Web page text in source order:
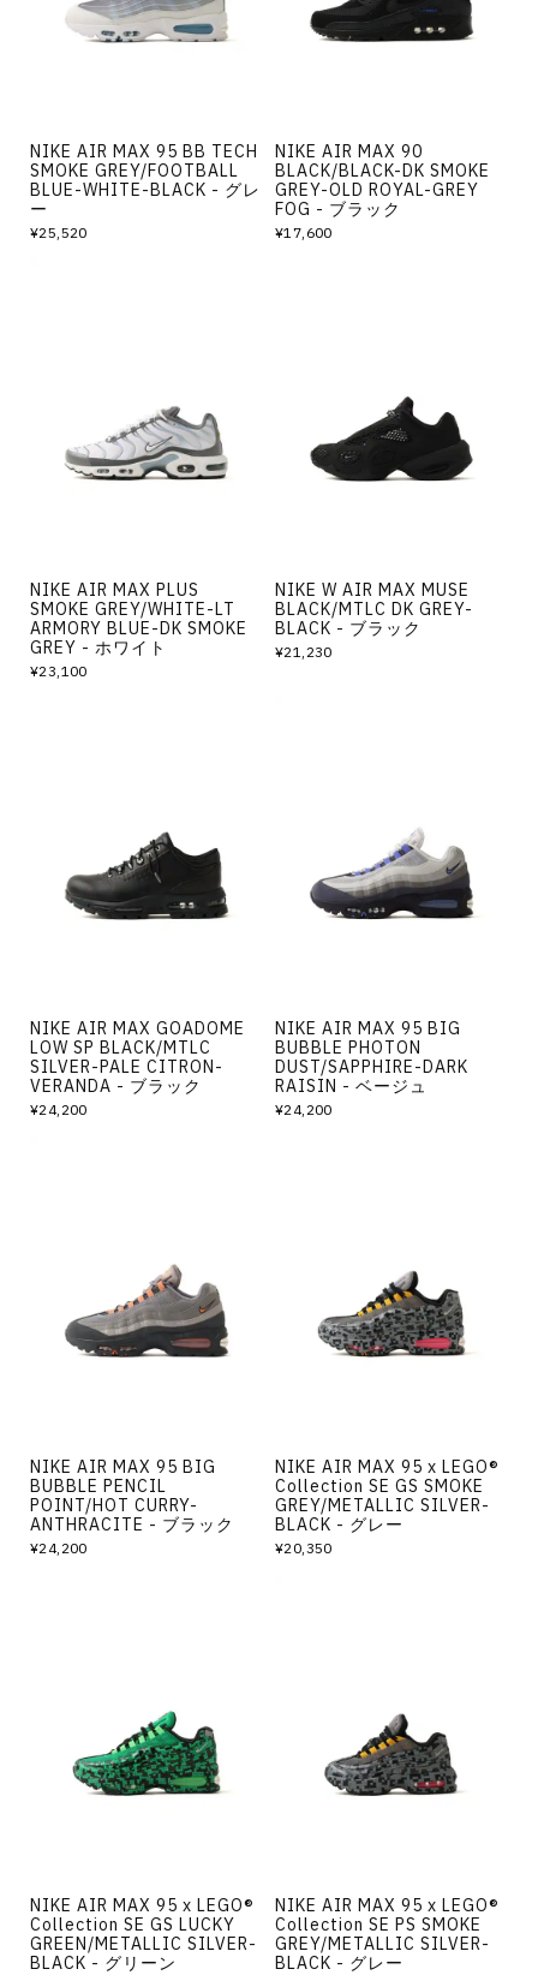
NIKE AIR MAX 95 BB TECH
SMOKE GREY/FOOTBALL
BLUE-WHITE-BLACK - グレ
ー
¥25,520
NIKE AIR MAX 90
BLACK/BLACK-DK SMOKE
GREY-OLD ROYAL-GREY
FOG - ブラック
¥17,600
NIKE AIR MAX PLUS
SMOKE GREY/WHITE-LT
ARMORY BLUE-DK SMOKE
GREY - ホワイト
¥23,100
NIKE W AIR MAX MUSE
BLACK/MTLC DK GREY-
BLACK - ブラック
¥21,230
NIKE AIR MAX GOADOME
LOW SP BLACK/MTLC
SILVER-PALE CITRON-
VERANDA - ブラック
¥24,200
NIKE AIR MAX 95 BIG
BUBBLE PHOTON
DUST/SAPPHIRE-DARK
RAISIN - ベージュ
¥24,200
NIKE AIR MAX 95 BIG
BUBBLE PENCIL
POINT/HOT CURRY-
ANTHRACITE - ブラック
¥24,200
NIKE AIR MAX 95 x LEGO®
Collection SE GS SMOKE
GREY/METALLIC SILVER-
BLACK - グレー
¥20,350
NIKE AIR MAX 95 x LEGO®
Collection SE GS LUCKY
GREEN/METALLIC SILVER-
BLACK - グリーン
NIKE AIR MAX 95 x LEGO®
Collection SE PS SMOKE
GREY/METALLIC SILVER-
BLACK - グレー